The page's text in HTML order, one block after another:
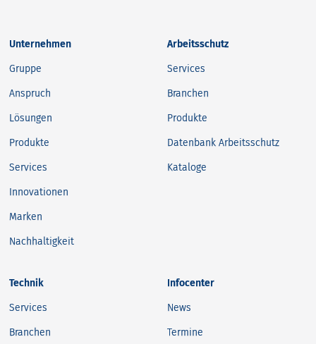
Unternehmen
Gruppe
Anspruch
Lösungen
Produkte
Services
Innovationen
Marken
Nachhaltigkeit
Arbeitsschutz
Services
Branchen
Produkte
Datenbank Arbeitsschutz
Kataloge
Technik
Services
Branchen
Infocenter
News
Termine